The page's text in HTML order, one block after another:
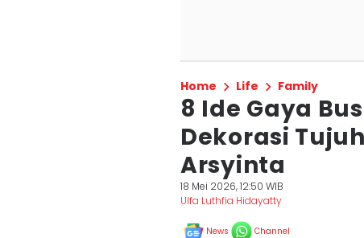
Home Life Family
8 Ide Gaya
Dekorasi
Arsyinta
18 Mei 2026, 12:50 WIB
Ulfa Luthfia Hidayatty
News Channel